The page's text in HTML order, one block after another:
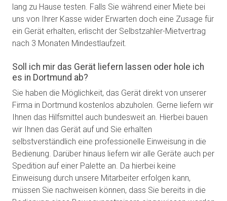
lang zu Hause testen. Falls Sie während einer Miete bei
uns von Ihrer Kasse wider Erwarten doch eine Zusage für
ein Gerät erhalten, erlischt der Selbstzahler-Mietvertrag
nach 3 Monaten Mindestlaufzeit.
Soll ich mir das Gerät liefern lassen oder hole ich
es in Dortmund ab?
Sie haben die Möglichkeit, das Gerät direkt von unserer
Firma in Dortmund kostenlos abzuholen. Gerne liefern wir
Ihnen das Hilfsmittel auch bundesweit an. Hierbei bauen
wir Ihnen das Gerät auf und Sie erhalten
selbstverständlich eine professionelle Einweisung in die
Bedienung. Darüber hinaus liefern wir alle Geräte auch per
Spedition auf einer Palette an. Da hierbei keine
Einweisung durch unsere Mitarbeiter erfolgen kann,
müssen Sie nachweisen können, dass Sie bereits in die